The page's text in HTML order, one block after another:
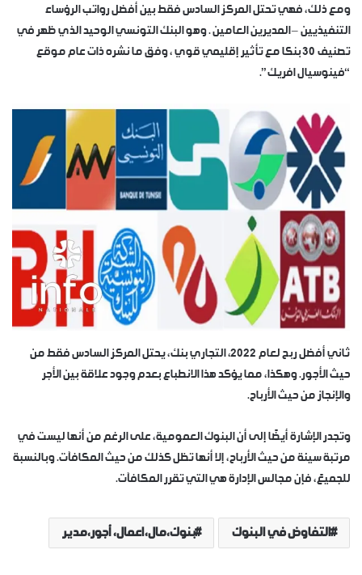
ومع ذلك، فهي تحتل المركز السادس فقط بين أفضل رواتب الرؤساء
التنفيذيين – المديرين العامين . وهو البنك التونسي الوحيد الذي ظهر في
تصنيف 30 بنكا مع تأثير إقليمي قوي ، وفق ما نشره ذات عام موقع
“فينوسيال افريك”.
ثاني أفضل ربح لعام 2022، التجاري بنك، يحتل المركز السادس فقط من
حيث الأجور. وهكذا، مما يؤكد هذا الانطباع بعدم وجود علاقة بين الأجر
والإنجاز من حيث الأرباح.
وتجدر الإشارة أيضًا إلى أن البنوك العمومية، على الرغم من أنها ليست في
مرتبة سيئة من حيث الأرباح، إلا أنها تظل كذلك من حيث المكافآت. وبالنسبة
للجميعً، فإن مجالس الإدارة هي التي تقرر المكافآت.
التفاوض في البنوك بنوك،مال،اعمال، أجور،مدير